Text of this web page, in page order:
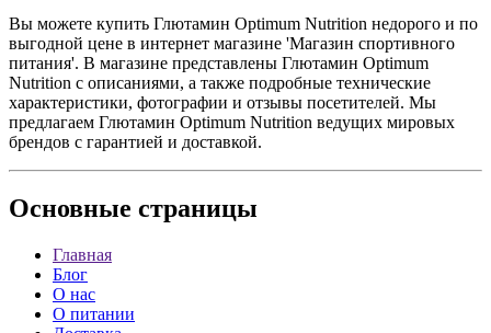
Вы можете купить Глютамин Optimum Nutrition недорого и по
выгодной цене в интернет магазине 'Магазин спортивного
питания'. В магазине представлены Глютамин Optimum
Nutrition с описаниями, а также подробные технические
характеристики, фотографии и отзывы посетителей. Мы
предлагаем Глютамин Optimum Nutrition ведущих мировых
брендов с гарантией и доставкой.
Основные страницы
Главная
Блог
О нас
О питании